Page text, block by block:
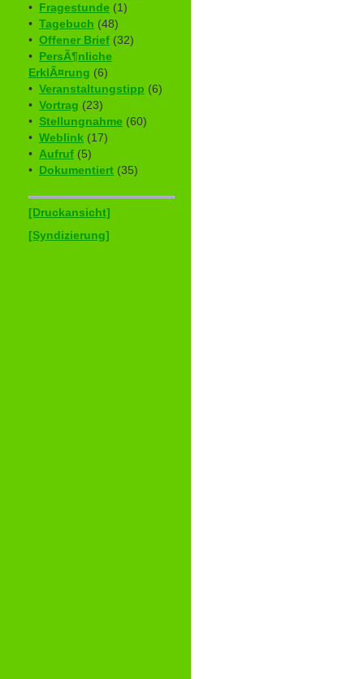
• Fragestunde (1)
• Tagebuch (48)
• Offener Brief (32)
• PersÃ¶nliche
ErklÃ¤rung (6)
• Veranstaltungstipp (6)
• Vortrag (23)
• Stellungnahme (60)
• Weblink (17)
• Aufruf (5)
• Dokumentiert (35)
[Druckansicht]
[Syndizierung]